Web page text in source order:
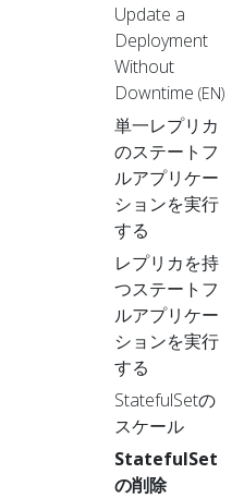
Update a
Deployment
Without
Downtime (EN)
単一レプリカ
のステートフ
ルアプリケー
ションを実行
する
レプリカを持
つステートフ
ルアプリケー
ションを実行
する
StatefulSetの
スケール
StatefulSet
の削除